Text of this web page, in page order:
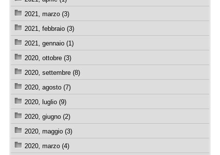
2021, marzo (3)
2021, febbraio (3)
2021, gennaio (1)
2020, ottobre (3)
2020, settembre (8)
2020, agosto (7)
2020, luglio (9)
2020, giugno (2)
2020, maggio (3)
2020, marzo (4)